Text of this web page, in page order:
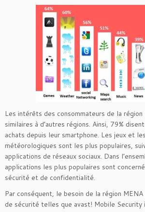
Les intérêts des consommateurs de la
similaires à d’autres régions. Ainsi, 79%
achats depuis leur smartphone. Les jeux et
météorologiques sont les plus populaires,
applications de réseaux sociaux. Dans
applications les plus populaires sont
sécurité et de confidentialité.
Par conséquent, le besoin de la région
de sécurité telles que avast! Mobile Security